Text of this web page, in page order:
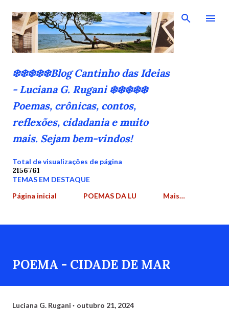
Pular para o conteúdo principal
❄️❄️❄️❄️❄️Blog Cantinho das Ideias
- Luciana G. Rugani ❄️❄️❄️❄️❄️
Poemas, crônicas, contos,
reflexões, cidadania e muito
mais. Sejam bem-vindos!
Total de visualizações de página
2156761
TEMAS EM DESTAQUE
Página inicial
POEMAS DA LU Mais…
POEMA - CIDADE DE MAR
Luciana G. Rugani outubro 21, 2024